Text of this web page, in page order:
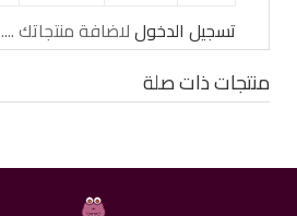
تسجيل الدخوللاضافة منتجاتك ....
منتجات ذات صلة